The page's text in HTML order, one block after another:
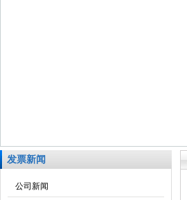
发票新闻
公司新闻